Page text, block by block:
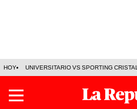
HOY UNIVERSITARIO VS SPORTING CRISTAL